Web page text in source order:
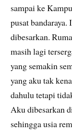
sampai ke
pusat
dibesarkan.
masih lagi
yang semakin
yang aku tak
dahulu tetapi
Aku dibesarkan
sehingga usia